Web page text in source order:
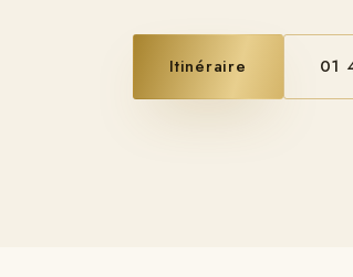
Itinéraire 01